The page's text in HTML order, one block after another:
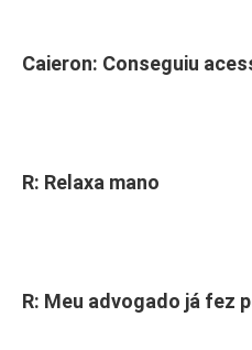
Caieron: Conseguiu
R: Relaxa mano
R: Meu advogado já fez